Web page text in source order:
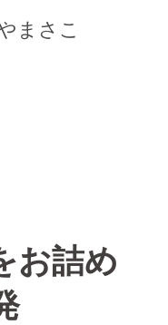
まさこ
お詰め